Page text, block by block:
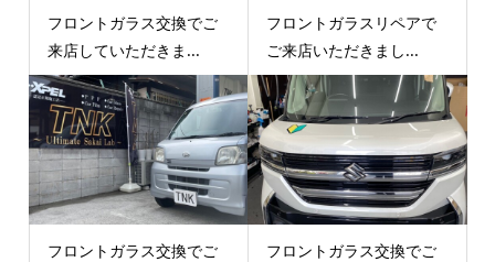
フロントガラス交換でご
来店していただきま...
フロントガラスリペアで
ご来店いただきまし...
フロントガラス交換でご
フロントガラス交換でご